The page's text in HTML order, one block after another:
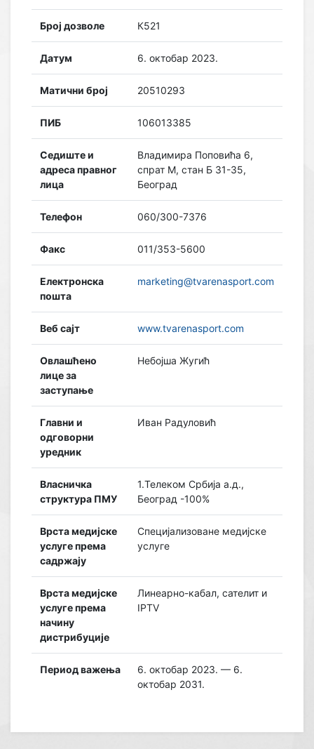
Број дозволе К521
Датум 6. октобар 2023.
Матични број 20510293
ПИБ 106013385
Седиште и
адреса правног
лица
Владимира Поповића 6,
спрат М, стан Б 31-35,
Београд
Телефон 060/300-7376
Факс 011/353-5600
Електронска
пошта
marketing@tvarenasport.com
Веб сајт www.tvarenasport.com
Овлашћено
лице за
заступање
Небојша Жугић
Главни и
одговорни
уредник
Иван Радуловић
Власничка
структура ПМУ
1.Телеком Србија а.д.,
Београд -100%
Врста медијске
услуге према
садржају
Специјализоване медијске
услуге
Врста медијске
услуге према
начину
дистрибуције
Линеарно-кабал, сателит и
IPTV
Период важења
6. октобар 2023. — 6.
октобар 2031.